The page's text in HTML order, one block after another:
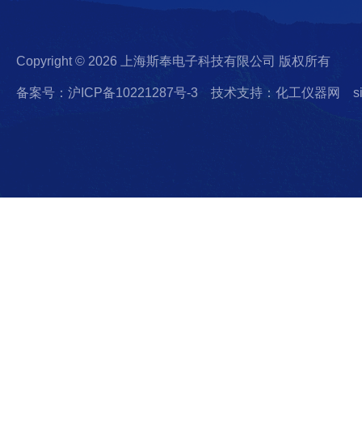
Copyright © 2026 上海斯奉电子科技有限公司 版权所有
备案号：沪ICP备10221287号-3 技术支持：化工仪器网